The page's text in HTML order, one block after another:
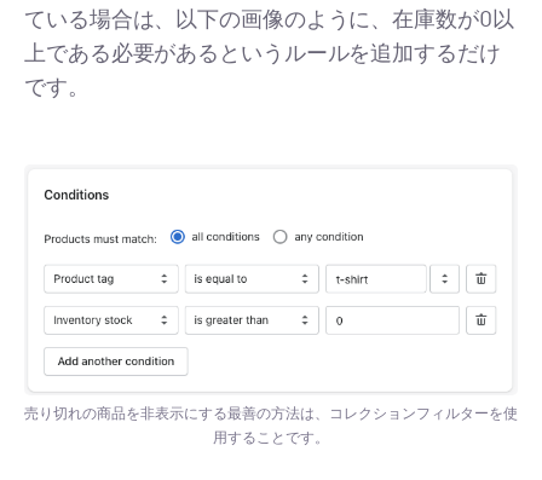
ている場合は、以下の画像のように、在庫数が0以
上である必要があるというルールを追加するだけ
です。
売り切れの商品を非表示にする最善の方法は、コレクションフィルターを使
用することです。